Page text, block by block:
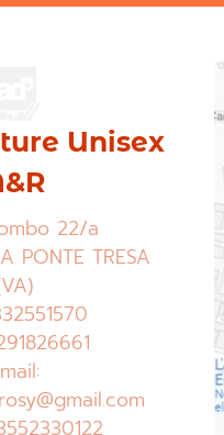
Unisex
22/a
PONTE TRESA